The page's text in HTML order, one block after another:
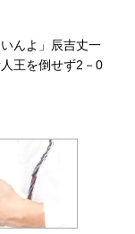
んよ」辰吉丈一
王を倒せず2－0